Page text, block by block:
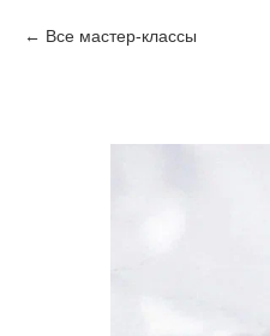
Все мастер-классы